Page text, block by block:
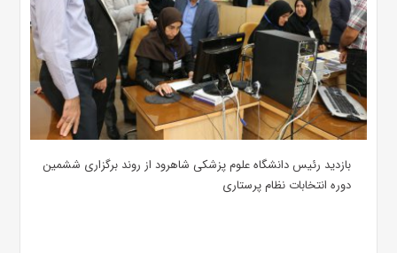
بازدید رئیس دانشگاه علوم پزشکی شاهرود از روند برگزاری ششمین
دوره انتخابات نظام پرستاری